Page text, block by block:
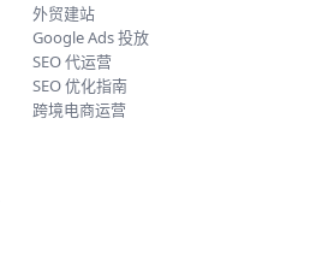
外贸建站
Google Ads 投放
SEO 代运营
SEO 优化指南
跨境电商运营